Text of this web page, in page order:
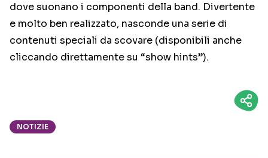
dove suonano i componenti della band. Divertente
e molto ben realizzato, nasconde una serie di
contenuti speciali da scovare (disponibili anche
cliccando direttamente su “show hints”).
NOTIZIE